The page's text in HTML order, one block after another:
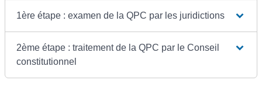
1ère étape : examen de la QPC par les juridictions
2ème étape : traitement de la QPC par le Conseil
constitutionnel